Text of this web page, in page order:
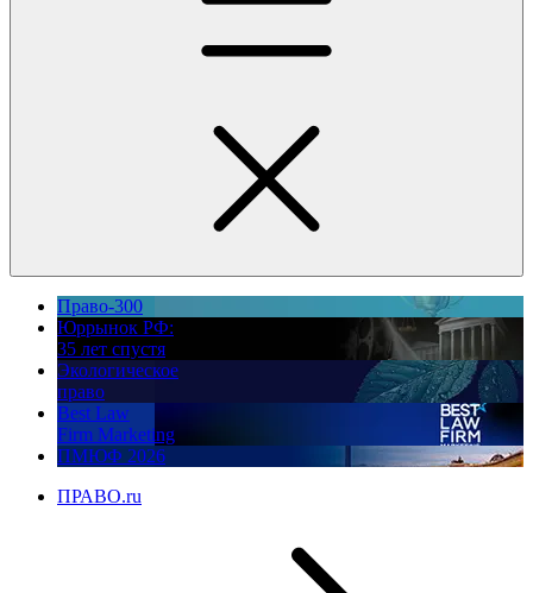
Право-300
Юррынок РФ:
35 лет спустя
Экологическое
право
Best Law
Firm Marketing
ПМЮФ 2026
ПРАВО.ru